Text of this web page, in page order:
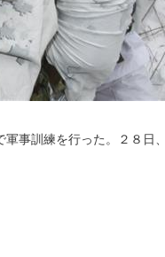
事訓練を行った。２８日